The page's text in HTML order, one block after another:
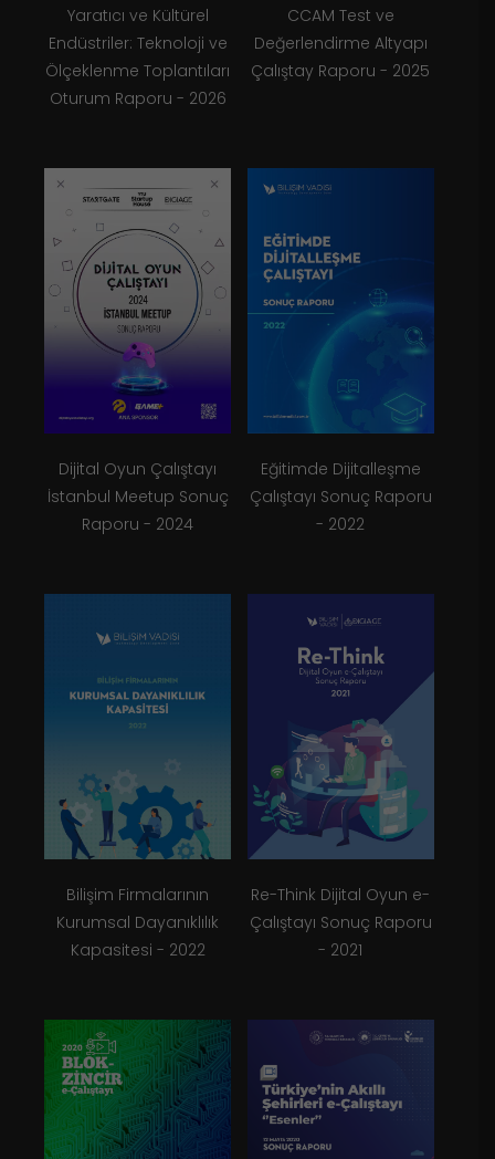
Yaratıcı ve Kültürel
Endüstriler: Teknoloji ve
Ölçeklenme Toplantıları
Oturum Raporu - 2026
CCAM Test ve
Değerlendirme Altyapı
Çalıştay Raporu - 2025
Dijital Oyun Çalıştayı
İstanbul Meetup Sonuç
Raporu - 2024
Eğitimde Dijitalleşme
Çalıştayı Sonuç Raporu
- 2022
Bilişim Firmalarının
Kurumsal Dayanıklılık
Kapasitesi - 2022
Re-Think Dijital Oyun e-
Çalıştayı Sonuç Raporu
- 2021